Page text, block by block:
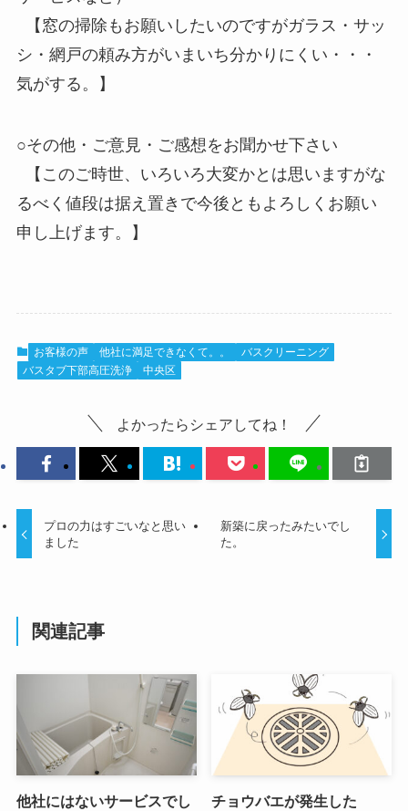
【窓の掃除もお願いしたいのですがガラス・サッ
シ・網戸の頼み方がいまいち分かりにくい・・・
気がする。】
○その他・ご意見・ご感想をお聞かせ下さい
【このご時世、いろいろ大変かとは思いますがな
るべく値段は据え置きで今後ともよろしくお願い
申し上げます。】
お客様の声 他社に満足できなくて。。
バスクリーニング
バスタブ下部高圧洗浄
中央区
よかったらシェアしてね！
プロの力はすごいなと思い
ました
新築に戻ったみたいでし
た。
関連記事
他社にはないサービスでし
チョウバエが発生した